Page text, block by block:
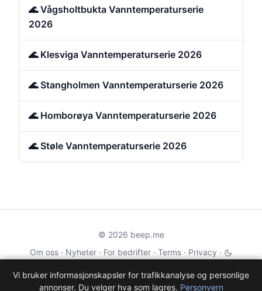
🌊 Vågsholtbukta Vanntemperaturserie
2026
🌊 Klesviga Vanntemperaturserie 2026
🌊 Stangholmen Vanntemperaturserie 2026
🌊 Homborøya Vanntemperaturserie 2026
🌊 Støle Vanntemperaturserie 2026
© 2026 beep.me
Om oss · Nyheter · For bedrifter · Terms · Privacy ·
Wikidata OMDb
Vi bruker informasjonskapsler for trafikkanalyse og personlige
annonser. Du velger hva som lagres. Personvern